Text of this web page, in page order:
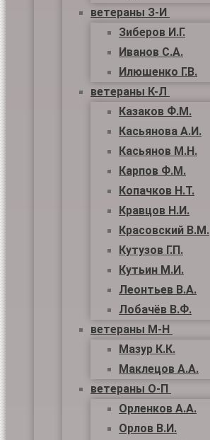
ветераны З-И
Зиберов И.Г.
Иванов С.А.
Илюшенко Г.В.
ветераны К-Л
Казаков Ф.М.
Касьянова А.И.
Касьянов М.Н.
Карпов Ф.М.
Копачков Н.Т.
Кравцов Н.И.
Красовский В.М.
Кутузов Г.П.
Кутьин М.И.
Леонтьев В.А.
Лобачёв В.Ф.
ветераны М-Н
Мазур К.К.
Маклецов А.А.
ветераны О-П
Орленков А.А.
Орлов В.И.